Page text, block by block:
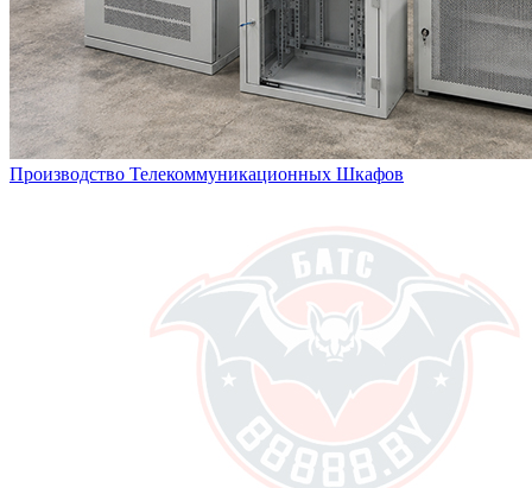
Производство Телекоммуникационных Шкафов